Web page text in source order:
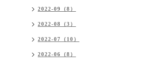
2022-09（8）
2022-08（3）
2022-07（10）
2022-06（8）